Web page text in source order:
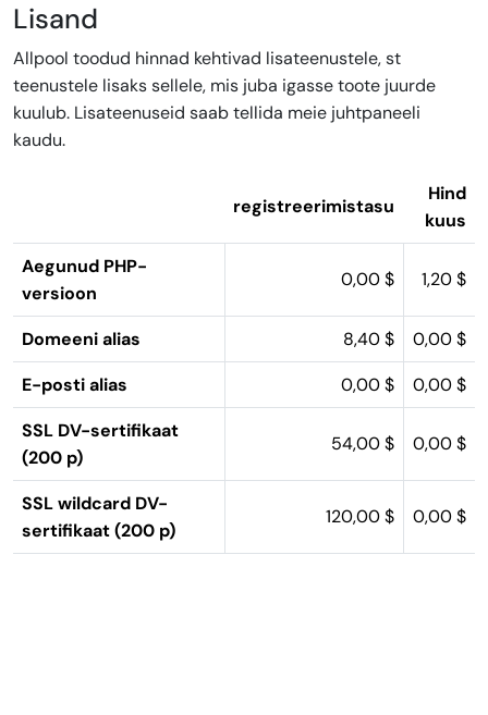
Lisand
Allpool toodud hinnad kehtivad lisateenustele, st
teenustele lisaks sellele, mis juba igasse toote juurde
kuulub. Lisateenuseid saab tellida meie juhtpaneeli
kaudu.
registreerimistasu
Hind
kuus
Aegunud PHP-
versioon
0,00 $ 1,20 $
Domeeni alias 8,40 $
0,00 $
E-posti alias
0,00 $
0,00 $
SSL DV-sertifikaat
(200 p)
54,00 $ 0,00 $
SSL wildcard DV-
sertifikaat (200 p)
120,00 $ 0,00 $